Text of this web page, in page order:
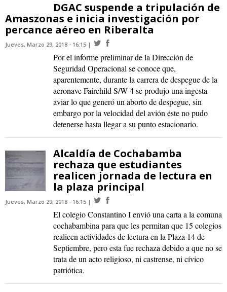
DGAC suspende a tripulación de
Amaszonas e inicia investigación por
percance aéreo en Riberalta
Jueves, Marzo 29, 2018 - 16:15
Por el informe preliminar de la Dirección de
Seguridad Operacional se conoce que,
aparentemente, durante la carrera de despegue de la
aeronave Fairchild S/W 4 se produjo una ingesta
aviar lo que generó un aborto de despegue, sin
embargo por la velocidad del avión éste no pudo
detenerse hasta llegar a su punto estacionario.
Alcaldía de Cochabamba
rechaza que estudiantes
realicen jornada de lectura en
la plaza principal
Jueves, Marzo 29, 2018 - 16:15
El colegio Constantino I envió una carta a la comuna
cochabambina para que les permitan que 15 colegios
realicen actividades de lectura en la Plaza 14 de
Septiembre, pero esta fue rechaza debido a que no se
trata de un acto religioso, ni castrense, ni cívico
patriótica.